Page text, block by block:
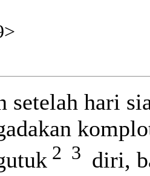
setelah hari
2 3 diri,